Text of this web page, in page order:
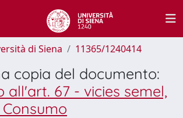
di Siena 11365/1240414
copia del documento:
all'art. 67 - vicies semel,